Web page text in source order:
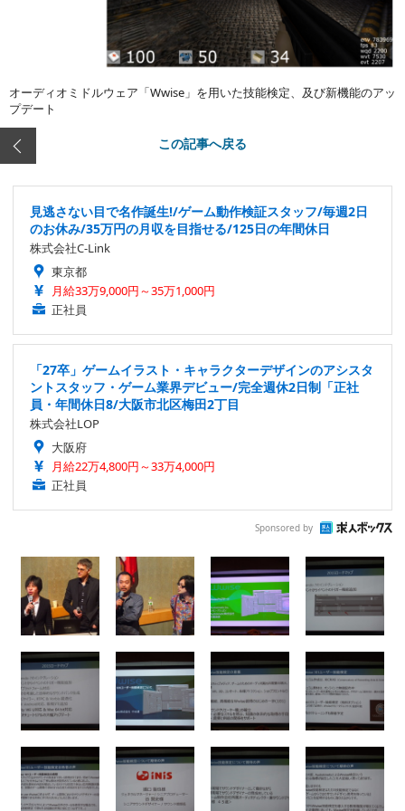
オーディオミドルウェア「Wwise」を用いた技能検定、及び新機能のアッ
プデート
この記事へ戻る
見逃さない目で名作誕生!/ゲーム動作検証スタッフ/毎週2日
のお休み/35万円の月収を目指せる/125日の年間休日
株式会社C-Link
東京都
月給33万9,000円～35万1,000円
正社員
「27卒」ゲームイラスト・キャラクターデザインのアシスタ
ントスタッフ・ゲーム業界デビュー/完全週休2日制「正社
員・年間休日8/大阪市北区梅田2丁目
株式会社LOP
大阪府
月給22万4,800円～33万4,000円
正社員
Sponsored by